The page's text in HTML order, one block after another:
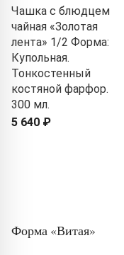
Чашка с блюдцем
чайная «Золотая
лента» 1/2 Форма:
Купольная.
Тонкостенный
костяной фарфор.
300 мл.
5 640 ₽
Форма «Витая»